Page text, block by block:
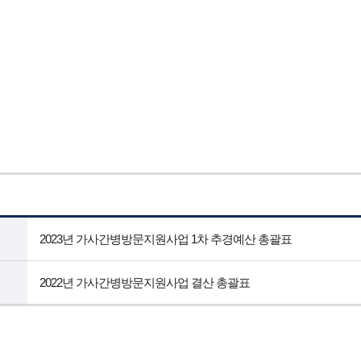
2023년 가사간병방문지원사업 1차 추경예산 총괄표
2022년 가사간병방문지원사업 결산 총괄표